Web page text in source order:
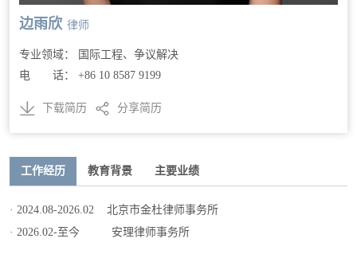
边雨欣 律师
专业领域： 国际工程、争议解决
电 话： +86 10 8587 9199
下载简历 分享简历
工作经历 教育背景 主要业绩
· 2024.08-2026.02 北京市金杜律师事务所
· 2026.02-至今 安理律师事务所